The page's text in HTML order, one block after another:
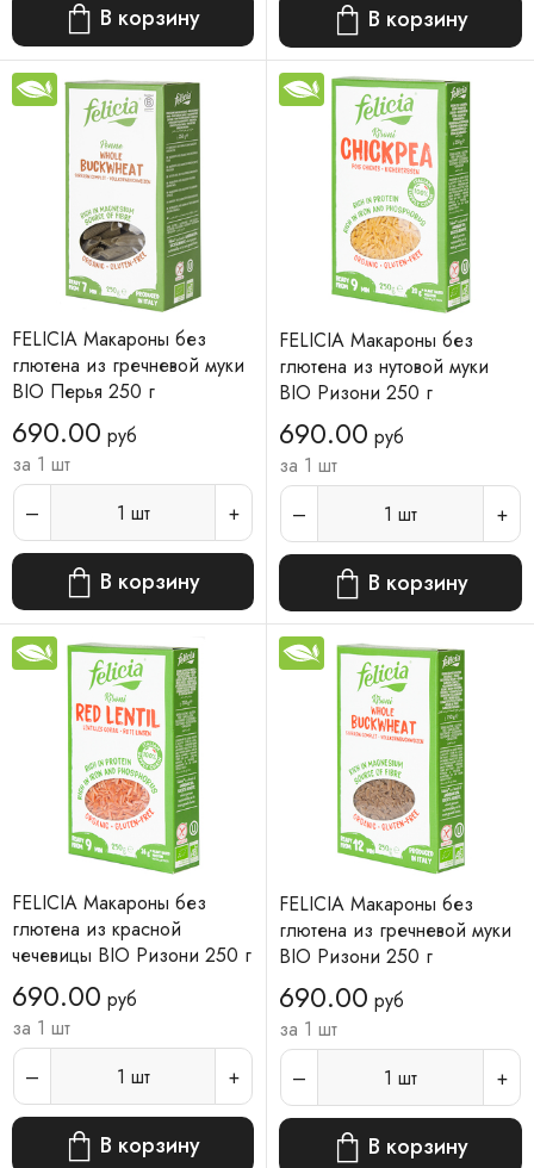
В корзину В корзину
FELICIA Макароны без
глютена из гречневой муки
BIO Перья 250 г
690.00 руб
за 1 шт
1 шт
В корзину
FELICIA Макароны без
глютена из нутовой муки
BIO Ризони 250 г
690.00 руб
за 1 шт
1 шт
В корзину
FELICIA Макароны без
глютена из красной
чечевицы BIO Ризони 250 г
690.00 руб
за 1 шт
1 шт
В корзину
FELICIA Макароны без
глютена из гречневой муки
BIO Ризони 250 г
690.00 руб
за 1 шт
1 шт
В корзину